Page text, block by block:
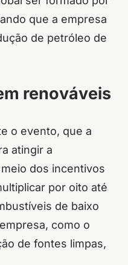
que a empresa
de petróleo de
renováveis
o evento, que a
atingir a
dos incentivos
por oito até
de baixo
como o
de fontes limpas,